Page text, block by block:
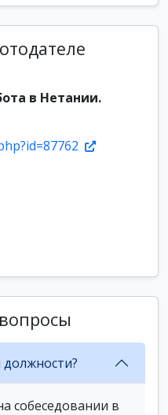
в Нетании.
должности?
собеседовании в